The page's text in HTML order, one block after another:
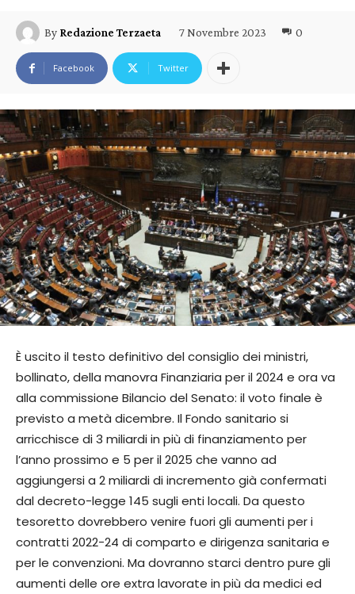
By Redazione Terzaeta 7 Novembre 2023 0
Facebook Twitter
È uscito il testo definitivo del consiglio dei ministri,
bollinato, della manovra Finanziaria per il 2024 e ora va
alla commissione Bilancio del Senato: il voto finale è
previsto a metà dicembre. Il Fondo sanitario si
arricchisce di 3 miliardi in più di finanziamento per
l’anno prossimo e 5 per il 2025 che vanno ad
aggiungersi a 2 miliardi di incremento già confermati
dal decreto-legge 145 sugli enti locali. Da questo
tesoretto dovrebbero venire fuori gli aumenti per i
contratti 2022-24 di comparto e dirigenza sanitaria e
per le convenzioni. Ma dovranno starci dentro pure gli
aumenti delle ore extra lavorate in più da medici ed